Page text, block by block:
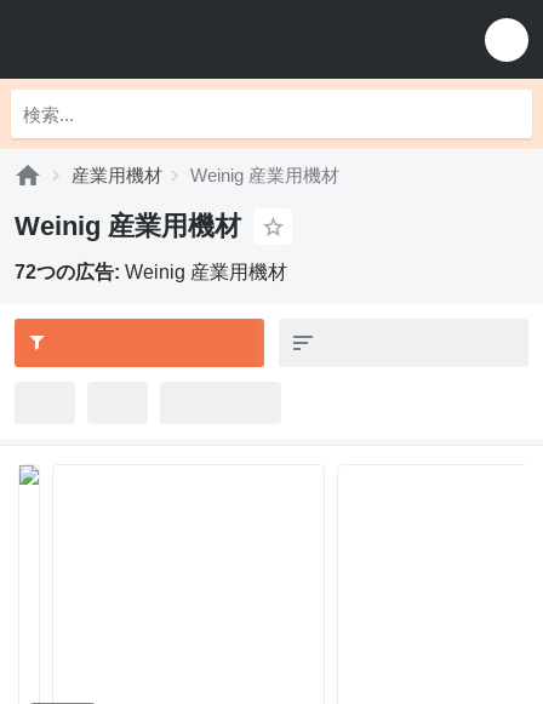
産業用機材 Weinig 産業用機材
Weinig 産業用機材
72つの広告: Weinig 産業用機材